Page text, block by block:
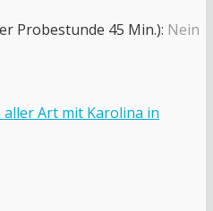
Probestunde 45 Min.): Nein